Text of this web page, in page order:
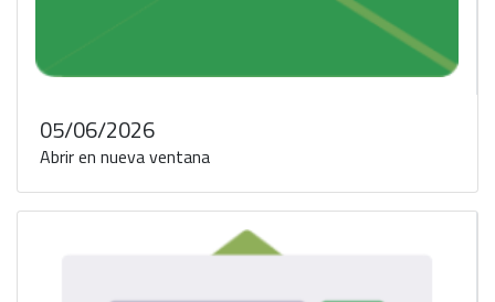
05/06/2026
Abrir en nueva ventana